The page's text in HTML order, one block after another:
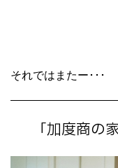
それではまたー･･･
「加度商の